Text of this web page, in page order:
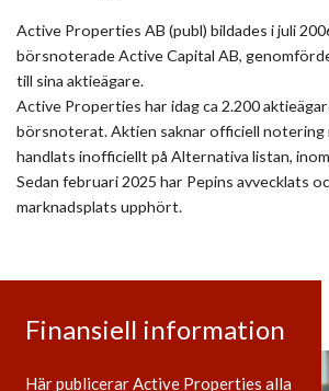
Active Properties AB (publ) bildades i juli
börsnoterade Active Capital AB,
till sina aktieägare.
Active Properties har idag ca 2.200
börsnoterat. Aktien saknar officiell notering
handlats inofficiellt på Alternativa listan,
Sedan februari 2025 har Pepins avvecklats
marknadsplats upphört.
Finansiell information
Här publicerar Active Properties alla